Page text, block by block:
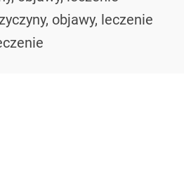
objawy, leczenie